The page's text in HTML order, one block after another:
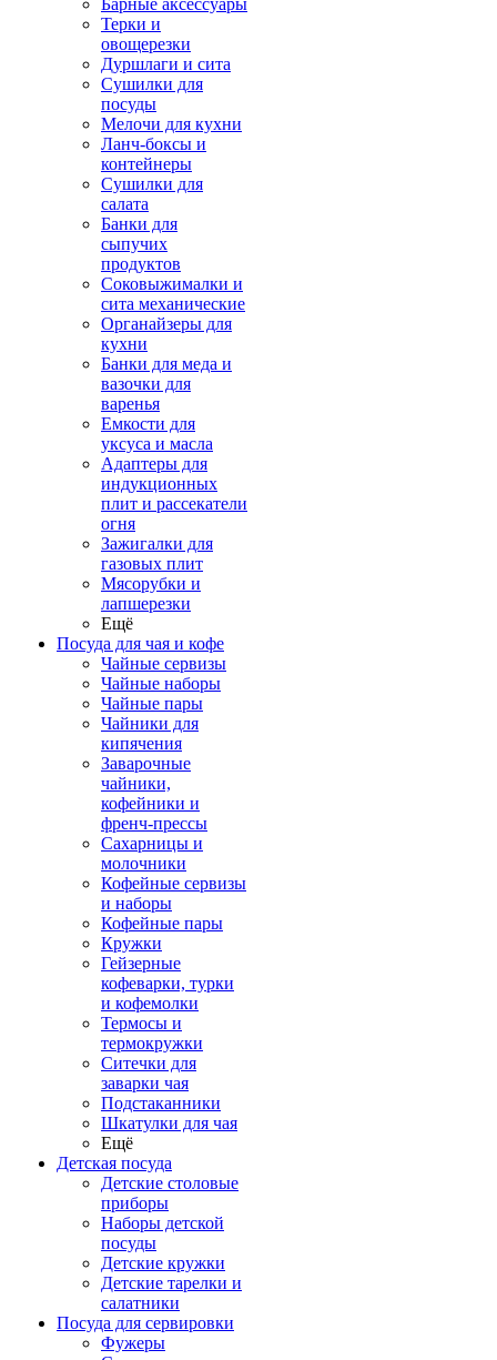
Барные аксессуары
Терки и
овощерезки
Дуршлаги и сита
Сушилки для
посуды
Мелочи для кухни
Ланч-боксы и
контейнеры
Сушилки для
салата
Банки для
сыпучих
продуктов
Соковыжималки и
сита механические
Органайзеры для
кухни
Банки для меда и
вазочки для
варенья
Емкости для
уксуса и масла
Адаптеры для
индукционных
плит и рассекатели
огня
Зажигалки для
газовых плит
Мясорубки и
лапшерезки
Ещё
Посуда для чая и кофе
Чайные сервизы
Чайные наборы
Чайные пары
Чайники для
кипячения
Заварочные
чайники,
кофейники и
френч-прессы
Сахарницы и
молочники
Кофейные сервизы
и наборы
Кофейные пары
Кружки
Гейзерные
кофеварки, турки
и кофемолки
Термосы и
термокружки
Ситечки для
заварки чая
Подстаканники
Шкатулки для чая
Ещё
Детская посуда
Детские столовые
приборы
Наборы детской
посуды
Детские кружки
Детские тарелки и
салатники
Посуда для сервировки
Фужеры